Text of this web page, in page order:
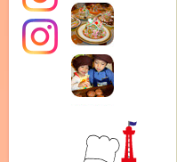
インス